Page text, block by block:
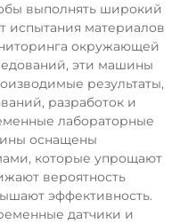
выполнять широкий
испытания материалов
окружающей
эти машины
результаты,
разработок и
лабораторные
оснащены
которые упрощают
вероятность
эффективность.
датчики и